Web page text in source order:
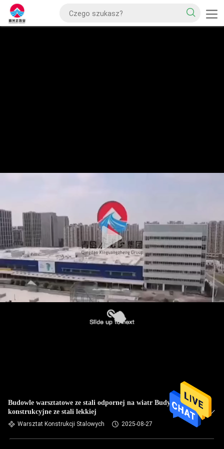
Budowle warsztatowe ze stali odpornej na wiatr Budynki
konstrukcyjne ze stali lekkiej
Warsztat Konstrukcji Stalowych 2025-08-27